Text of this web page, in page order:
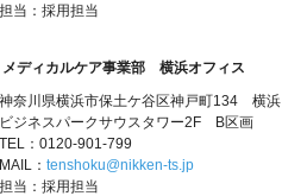
当：採用担当
ディカルケア事業部 横浜オフィス
奈川県横浜市保土ケ谷区神戸町134 横浜
ジネスパークサウスタワー2F B区画
：0120-901-799
： tenshoku@nikken-ts.jp
当：採用担当